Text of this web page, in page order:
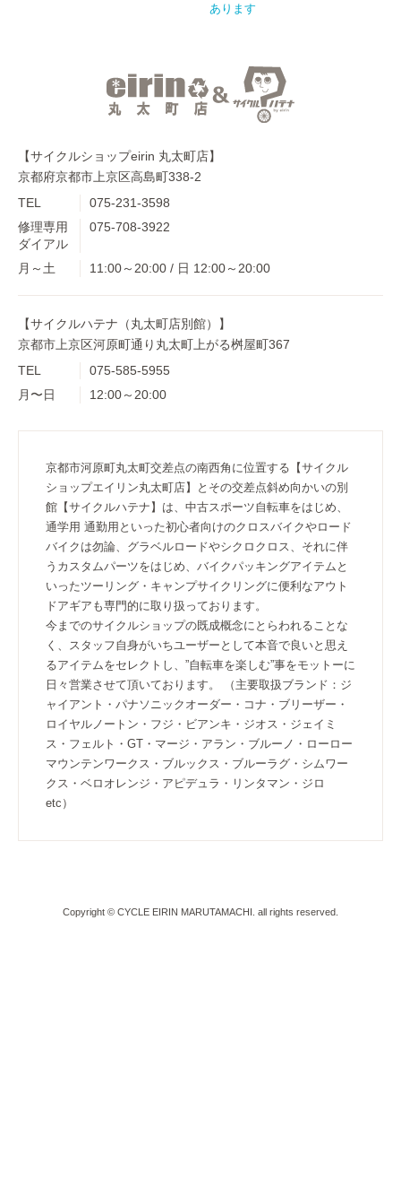
あります
【サイクルショップeirin 丸太町店】
京都府京都市上京区高島町338-2
TEL
075-231-3598
修理専用
ダイアル
075-708-3922
月～土 11:00～20:00 / 日 12:00～20:00
【サイクルハテナ（丸太町店別館）】
京都市上京区河原町通り丸太町上がる桝屋町367
TEL
075-585-5955
月〜日
12:00～20:00
京都市河原町丸太町交差点の南西角に位置する【サイクル
ショップエイリン丸太町店】とその交差点斜め向かいの別
館【サイクルハテナ】は、中古スポーツ自転車をはじめ、
通学用 通勤用といった初心者向けのクロスバイクやロード
バイクは勿論、グラベルロードやシクロクロス、それに伴
うカスタムパーツをはじめ、バイクパッキングアイテムと
いったツーリング・キャンプサイクリングに便利なアウト
ドアギアも専門的に取り扱っております。
今までのサイクルショップの既成概念にとらわれることな
く、スタッフ自身がいちユーザーとして本音で良いと思え
るアイテムをセレクトし、”自転車を楽しむ”事をモットーに
日々営業させて頂いております。 （主要取扱ブランド：ジ
ャイアント・パナソニックオーダー・コナ・ブリーザー・
ロイヤルノートン・フジ・ビアンキ・ジオス・ジェイミ
ス・フェルト・GT・マージ・アラン・ブルーノ・ローロー
マウンテンワークス・ブルックス・ブルーラグ・シムワー
クス・ベロオレンジ・アピデュラ・リンタマン・ジロ
etc）
Copyright © CYCLE EIRIN MARUTAMACHI. all rights reserved.